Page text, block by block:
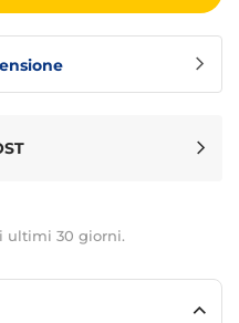
ultimi 30 giorni.